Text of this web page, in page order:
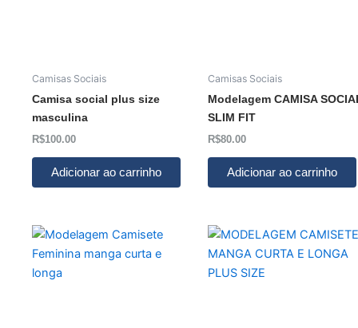
Camisas Sociais
Camisa social plus size
masculina
R$100.00
Adicionar ao carrinho
Camisas Sociais
Modelagem CAMISA
SLIM FIT
R$80.00
Adicionar ao carrinho